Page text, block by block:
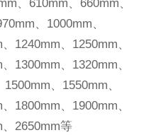
、610mm、660mm、
、1000mm、
1240mm、1250mm、
1300mm、1320mm、
、1550mm、
1800mm、1900mm、
2650mm等